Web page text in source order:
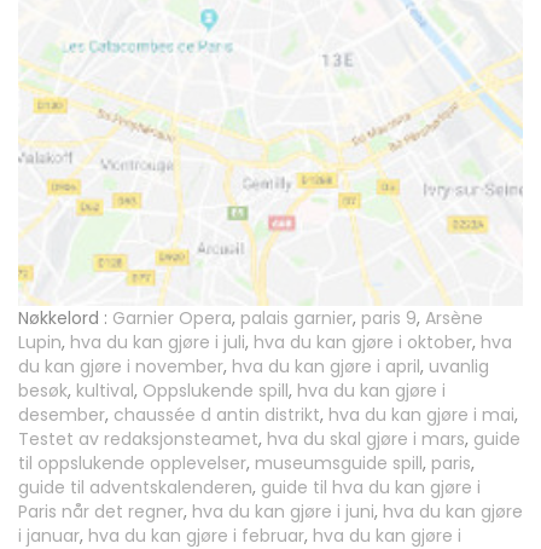
Nøkkelord : Garnier Opera, palais garnier, paris 9, Arsène
Lupin, hva du kan gjøre i juli, hva du kan gjøre i oktober, hva
du kan gjøre i november, hva du kan gjøre i april, uvanlig
besøk, kultival, Oppslukende spill, hva du kan gjøre i
desember, chaussée d antin distrikt, hva du kan gjøre i mai,
Testet av redaksjonsteamet, hva du skal gjøre i mars, guide
til oppslukende opplevelser, museumsguide spill, paris,
guide til adventskalenderen, guide til hva du kan gjøre i
Paris når det regner, hva du kan gjøre i juni, hva du kan gjøre
i januar, hva du kan gjøre i februar, hva du kan gjøre i